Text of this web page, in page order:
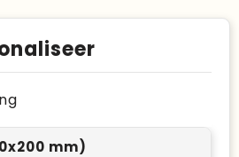
mm)